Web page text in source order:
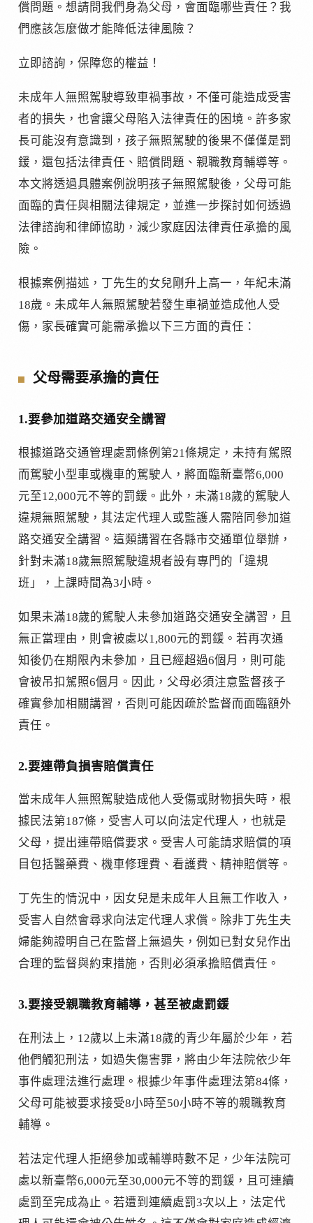
償問題。想請問我們身為父母，會面臨哪些責任？我
們應該怎麼做才能降低法律風險？
立即諮詢，保障您的權益！
未成年人無照駕駛導致車禍事故，不僅可能造成受害
者的損失，也會讓父母陷入法律責任的困境。許多家
長可能沒有意識到，孩子無照駕駛的後果不僅僅是罰
鍰，還包括法律責任、賠償問題、親職教育輔導等。
本文將透過具體案例說明孩子無照駕駛後，父母可能
面臨的責任與相關法律規定，並進一步探討如何透過
法律諮詢和律師協助，減少家庭因法律責任承擔的風
險。
根據案例描述，丁先生的女兒剛升上高一，年紀未滿
18歲。未成年人無照駕駛若發生車禍並造成他人受
傷，家長確實可能需承擔以下三方面的責任：
父母需要承擔的責任
1.要參加道路交通安全講習
根據道路交通管理處罰條例第21條規定，未持有駕照
而駕駛小型車或機車的駕駛人，將面臨新臺幣6,000
元至12,000元不等的罰鍰。此外，未滿18歲的駕駛人
違規無照駕駛，其法定代理人或監護人需陪同參加道
路交通安全講習。這類講習在各縣市交通單位舉辦，
針對未滿18歲無照駕駛違規者設有專門的「違規
班」，上課時間為3小時。
如果未滿18歲的駕駛人未參加道路交通安全講習，且
無正當理由，則會被處以1,800元的罰鍰。若再次通
知後仍在期限內未參加，且已經超過6個月，則可能
會被吊扣駕照6個月。因此，父母必須注意監督孩子
確實參加相關講習，否則可能因疏於監督而面臨額外
責任。
2.要連帶負損害賠償責任
當未成年人無照駕駛造成他人受傷或財物損失時，根
據民法第187條，受害人可以向法定代理人，也就是
父母，提出連帶賠償要求。受害人可能請求賠償的項
目包括醫藥費、機車修理費、看護費、精神賠償等。
丁先生的情況中，因女兒是未成年人且無工作收入，
受害人自然會尋求向法定代理人求償。除非丁先生夫
婦能夠證明自己在監督上無過失，例如已對女兒作出
合理的監督與約束措施，否則必須承擔賠償責任。
3.要接受親職教育輔導，甚至被處罰鍰
在刑法上，12歲以上未滿18歲的青少年屬於少年，若
他們觸犯刑法，如過失傷害罪，將由少年法院依少年
事件處理法進行處理。根據少年事件處理法第84條，
父母可能被要求接受8小時至50小時不等的親職教育
輔導。
若法定代理人拒絕參加或輔導時數不足，少年法院可
處以新臺幣6,000元至30,000元不等的罰鍰，且可連續
處罰至完成為止。若遭到連續處罰3次以上，法定代